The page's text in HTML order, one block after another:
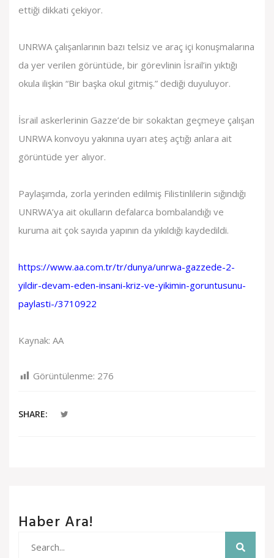
ettiği dikkati çekiyor.
UNRWA çalışanlarının bazı telsiz ve araç içi konuşmalarına
da yer verilen görüntüde, bir görevlinin İsrail’in yıktığı
okula ilişkin “Bir başka okul gitmiş.” dediği duyuluyor.
İsrail askerlerinin Gazze’de bir sokaktan geçmeye çalışan
UNRWA konvoyu yakınına uyarı ateş açtığı anlara ait
görüntüde yer alıyor.
Paylaşımda, zorla yerinden edilmiş Filistinlilerin sığındığı
UNRWA’ya ait okulların defalarca bombalandığı ve
kuruma ait çok sayıda yapının da yıkıldığı kaydedildi.
https://www.aa.com.tr/tr/dunya/unrwa-gazzede-2-
yildir-devam-eden-insani-kriz-ve-yikimin-goruntusunu-
paylasti-/3710922
Kaynak: AA
Görüntülenme: 276
SHARE:
Haber Ara!